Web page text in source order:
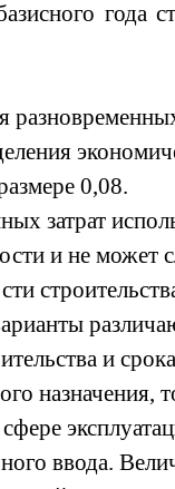
года
0,08.
затрат
и не может
и
назначения,
ввода.